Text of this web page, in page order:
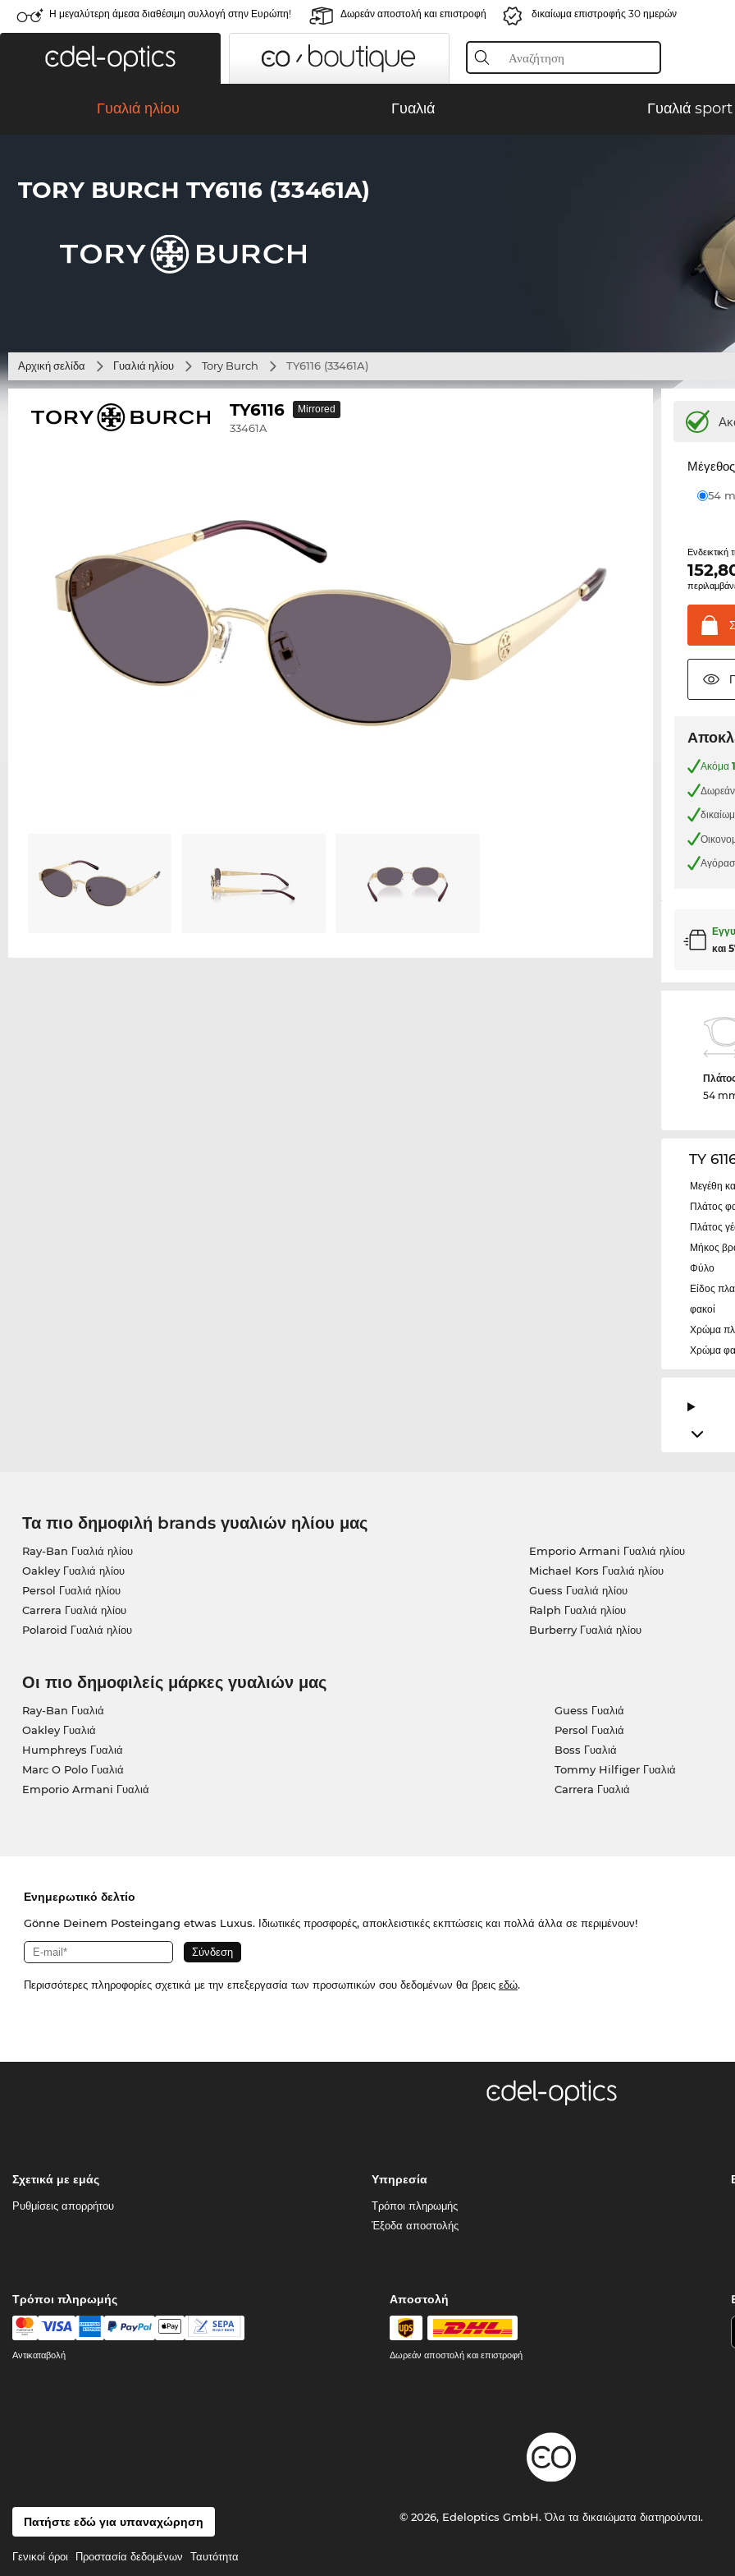
Η μεγαλύτερη άμεσα διαθέσιμη συλλογή στην Ευρώπη! Δωρεάν αποστολή και επιστροφή δικαίωμα επιστροφής 30 ημερών
Γυαλιά ηλίου Γυαλιά Γυαλιά sport
TORY BURCH TY6116 (33461A)
Αρχική σελίδα Γυαλιά ηλίου Tory Burch TY6116 (33461A)
TY6116
33461A
Mirrored
Μέγεθος
54
Ενδεικτική
Ακόμα1
Δωρεάν
και
54
TY
Μεγέθη
Πλάτος
Πλάτος
Μήκος
Φύλο
Είδος
φακοί
Χρώμα
Χρώμα
Τα πιο δημοφιλή brands γυαλιών ηλίου μας
Ray-Ban Γυαλιά ηλίου
Oakley Γυαλιά ηλίου
Persol Γυαλιά ηλίου
Carrera Γυαλιά ηλίου
Polaroid Γυαλιά ηλίου
Emporio Armani Γυαλιά ηλίου
Michael Kors Γυαλιά ηλίου
Guess Γυαλιά ηλίου
Ralph Γυαλιά ηλίου
Burberry Γυαλιά ηλίου
Οι πιο δημοφιλείς μάρκες γυαλιών μας
Ray-Ban Γυαλιά
Oakley Γυαλιά
Humphreys Γυαλιά
Marc O Polo Γυαλιά
Emporio Armani Γυαλιά
Guess Γυαλιά
Persol Γυαλιά
Boss Γυαλιά
Tommy Hilfiger Γυαλιά
Carrera Γυαλιά
Ενημερωτικό δελτίο
Gönne Deinem Posteingang etwas Luxus. Ιδιωτικές προσφορές, αποκλειστικές εκπτώσεις και πολλά άλλα σε περιμένουν!
Περισσότερες πληροφορίες σχετικά με την επεξεργασία των προσωπικών σου δεδομένων θα βρεις εδώ.
Σχετικά με εμάς
Ρυθμίσεις απορρήτου
Υπηρεσία
Τρόποι πληρωμής
Έξοδα αποστολής
Τρόποι πληρωμής
Αντικαταβολή
Αποστολή
Δωρεάν αποστολή και επιστροφή
Πατήστε εδώ για υπαναχώρηση
Γενικοί όροι Προστασία δεδομένων Ταυτότητα
© 2026, Edeloptics GmbH. Όλα τα δικαιώματα διατηρούνται.